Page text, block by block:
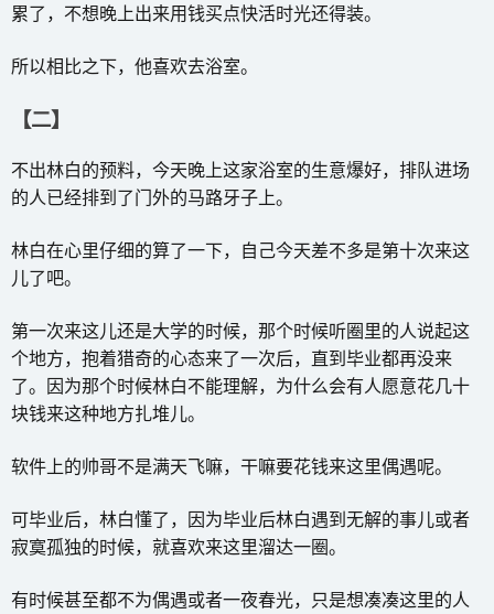
累了，不想晚上出来用钱买点快活时光还得装。
所以相比之下，他喜欢去浴室。
【二】
不出林白的预料，今天晚上这家浴室的生意爆好，排队进场
的人已经排到了门外的马路牙子上。
林白在心里仔细的算了一下，自己今天差不多是第十次来这
儿了吧。
第一次来这儿还是大学的时候，那个时候听圈里的人说起这
个地方，抱着猎奇的心态来了一次后，直到毕业都再没来
了。因为那个时候林白不能理解，为什么会有人愿意花几十
块钱来这种地方扎堆儿。
软件上的帅哥不是满天飞嘛，干嘛要花钱来这里偶遇呢。
可毕业后，林白懂了，因为毕业后林白遇到无解的事儿或者
寂寞孤独的时候，就喜欢来这里溜达一圈。
有时候甚至都不为偶遇或者一夜春光，只是想凑凑这里的人